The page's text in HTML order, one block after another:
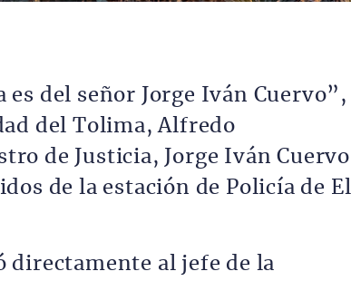
del señor Jorge Iván Cuervo”,
del Tolima, Alfredo
de Justicia, Jorge Iván Cuervo
de la estación de Policía de El
directamente al jefe de la